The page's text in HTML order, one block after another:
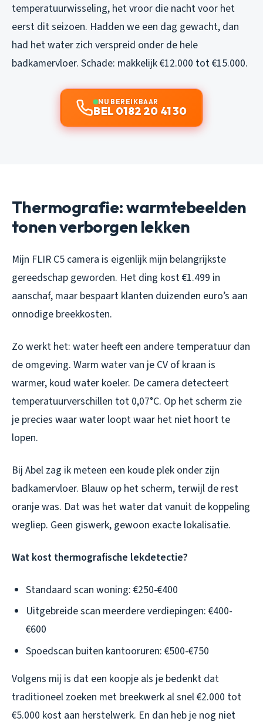
temperatuurwisseling, het vroor die nacht voor het
eerst dit seizoen. Hadden we een dag gewacht, dan
had het water zich verspreid onder de hele
badkamervloer. Schade: makkelijk €12.000 tot €15.000.
NU BEREIKBAAR
BEL 0182 20 41 30
Thermografie: warmtebeelden
tonen verborgen lekken
Mijn FLIR C5 camera is eigenlijk mijn belangrijkste
gereedschap geworden. Het ding kost €1.499 in
aanschaf, maar bespaart klanten duizenden euro’s aan
onnodige breekkosten.
Zo werkt het: water heeft een andere temperatuur dan
de omgeving. Warm water van je CV of kraan is
warmer, koud water koeler. De camera detecteert
temperatuurverschillen tot 0,07°C. Op het scherm zie
je precies waar water loopt waar het niet hoort te
lopen.
Bij Abel zag ik meteen een koude plek onder zijn
badkamervloer. Blauw op het scherm, terwijl de rest
oranje was. Dat was het water dat vanuit de koppeling
wegliep. Geen giswerk, gewoon exacte lokalisatie.
Wat kost thermografische lekdetectie?
Standaard scan woning: €250-€400
Uitgebreide scan meerdere verdiepingen: €400-
€600
Spoedscan buiten kantooruren: €500-€750
Volgens mij is dat een koopje als je bedenkt dat
traditioneel zoeken met breekwerk al snel €2.000 tot
€5.000 kost aan herstelwerk. En dan heb je nog niet